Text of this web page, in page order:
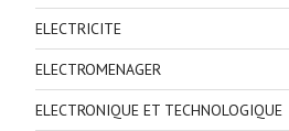
ELECTRICITE
ELECTROMENAGER
ELECTRONIQUE ET TECHNOLOGIQUE